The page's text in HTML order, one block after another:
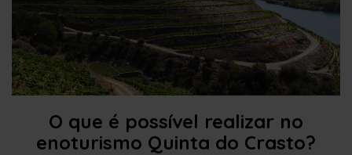
O que é possível realizar no
enoturismo Quinta do Crasto?